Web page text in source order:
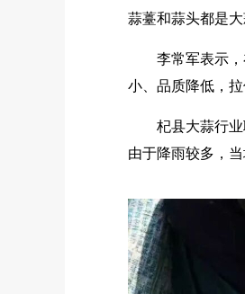
蒜薹和蒜头都是
李常军表示，在
小、品质降低，拉
杞县大蒜行业联
由于降雨较多，